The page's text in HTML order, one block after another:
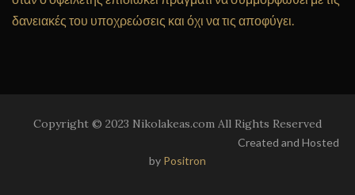
δανειακές του υποχρεώσεις και όχι να τις αποφύγει.
Copyright © 2023 Nikolakeas.com All Rights Reserved
Created and Hosted
by Positron